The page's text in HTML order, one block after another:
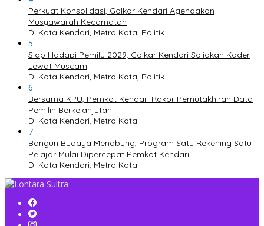
Perkuat Konsolidasi, Golkar Kendari Agendakan
Musyawarah Kecamatan
Di Kota Kendari, Metro Kota, Politik
5
Siap Hadapi Pemilu 2029, Golkar Kendari Solidkan Kader
Lewat Muscam
Di Kota Kendari, Metro Kota, Politik
6
Bersama KPU, Pemkot Kendari Rakor Pemutakhiran Data
Pemilih Berkelanjutan
Di Kota Kendari, Metro Kota
7
Bangun Budaya Menabung, Program Satu Rekening Satu
Pelajar Mulai Dipercepat Pemkot Kendari
Di Kota Kendari, Metro Kota